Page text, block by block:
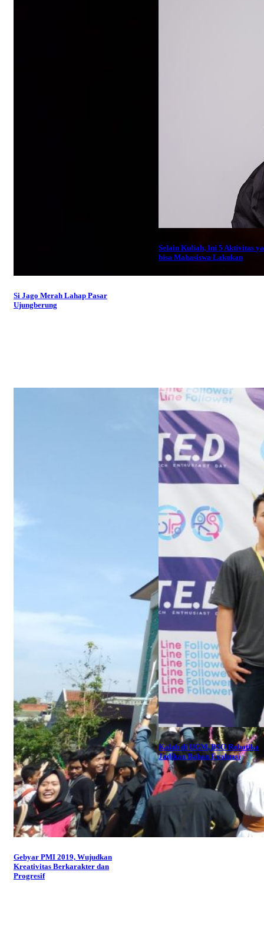
Si Jago Merah Lahap Pasar
Ujungberung
Selain Kuliah, Ini 5 Aktivitas
bisa Mahasiswa Lakukan
Gebyar PMI 2019, Wujudkan
Kreativitas Berkarakter dan
Progresif
Kalah di UGM, BSO Robotika
Jadikan Bahan Evaluasi